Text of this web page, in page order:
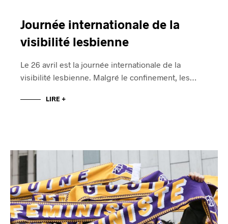
Journée internationale de la
visibilité lesbienne
Le 26 avril est la journée internationale de la
visibilité lesbienne. Malgré le confinement, les…
LIRE +